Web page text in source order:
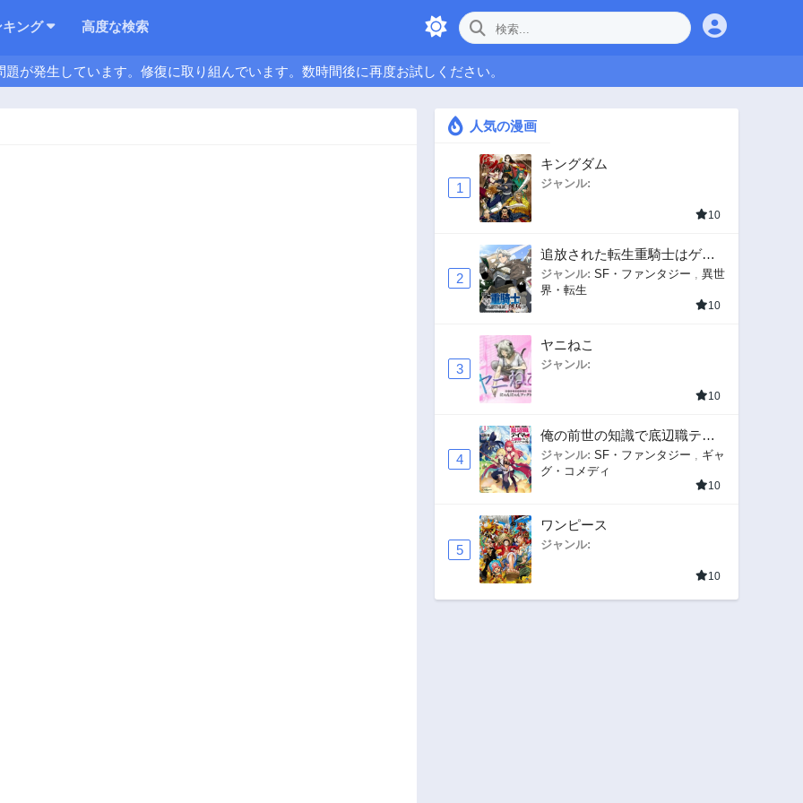
キング 高度な検索
題が発生しています。修復に取り組んでいます。数時間後に再度お試しください。
人気の漫画
1
キングダム
ジャンル:
10
2
追放された転生重騎士はゲー
ム知識で無双する
ジャンル: SF・ファンタジー
異世
界・転生
10
3
ヤニねこ
ジャンル:
10
4
俺の前世の知識で底辺職テイ
マーが上級職になってしまい
そうな件
ジャンル: SF・ファンタジー
ギャ
グ・コメディ
10
5
ワンピース
ジャンル:
10